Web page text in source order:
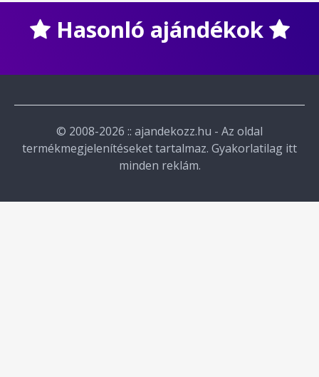
Hasonló ajándékok
© 2008-2026 :: ajandekozz.hu - Az oldal
termékmegjelenítéseket tartalmaz. Gyakorlatilag itt
minden reklám.